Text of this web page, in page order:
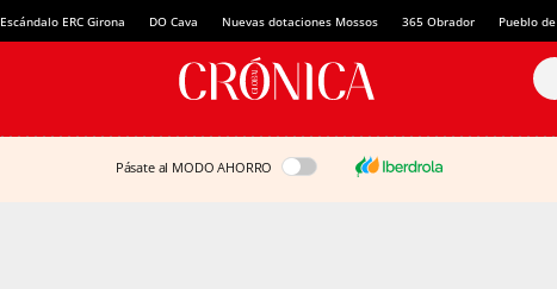
Escándalo ERC Girona DO Cava Nuevas dotaciones Mossos 365 Obrador Pueblo
Pásate al MODO AHORRO